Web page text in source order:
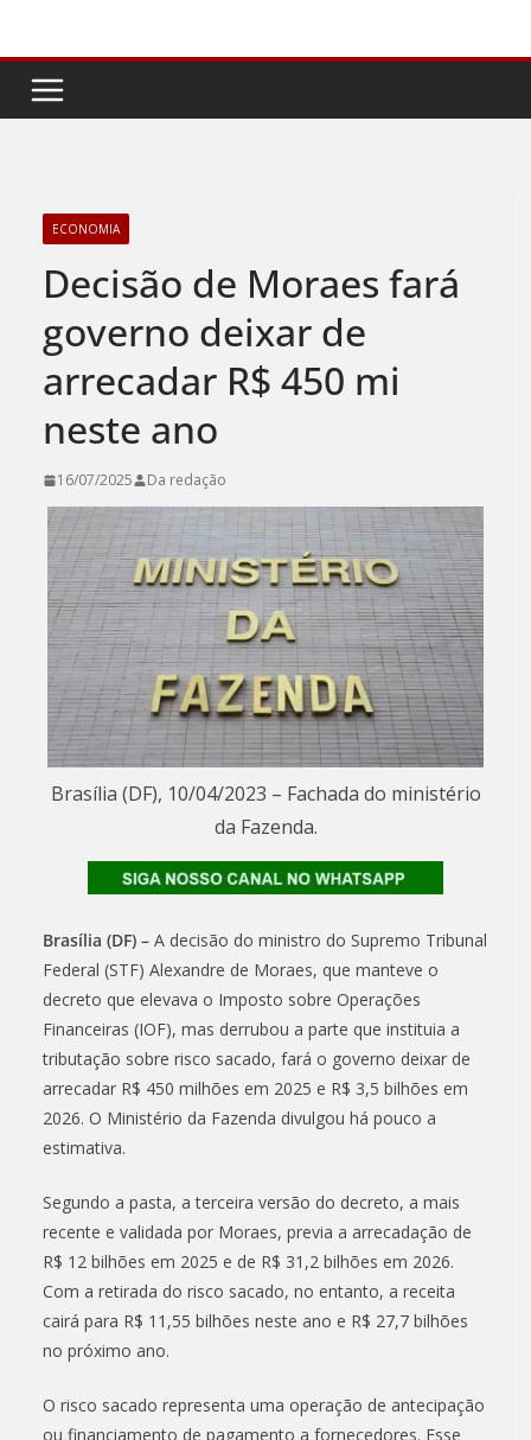
conteúdo
ECONOMIA
Decisão de Moraes fará
governo deixar de
arrecadar R$ 450 mi
neste ano
16/07/2025 Da redação
Brasília (DF), 10/04/2023 – Fachada do ministério
da Fazenda.
Brasília (DF) – A decisão do ministro do Supremo Tribunal
Federal (STF) Alexandre de Moraes, que manteve o
decreto que elevava o Imposto sobre Operações
Financeiras (IOF), mas derrubou a parte que instituia a
tributação sobre risco sacado, fará o governo deixar de
arrecadar R$ 450 milhões em 2025 e R$ 3,5 bilhões em
2026. O Ministério da Fazenda divulgou há pouco a
estimativa.
Segundo a pasta, a terceira versão do decreto, a mais
recente e validada por Moraes, previa a arrecadação de
R$ 12 bilhões em 2025 e de R$ 31,2 bilhões em 2026.
Com a retirada do risco sacado, no entanto, a receita
cairá para R$ 11,55 bilhões neste ano e R$ 27,7 bilhões
no próximo ano.
O risco sacado representa uma operação de antecipação
ou financiamento de pagamento a fornecedores. Esse